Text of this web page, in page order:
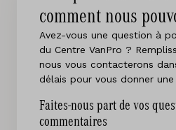
comment nous
Avez-vous une question à
du Centre VanPro ?
nous vous contacterons
délais pour vous donner
Faites-nous part de vos
commentaires